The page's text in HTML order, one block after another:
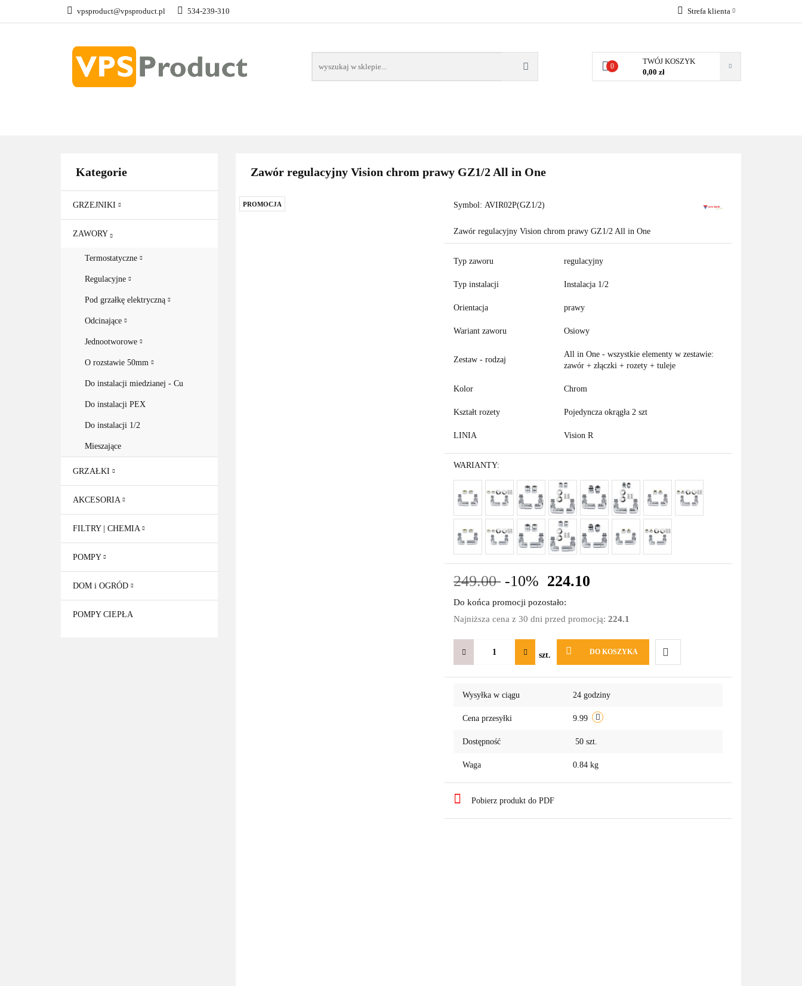
vpsproduct@vpsproduct.pl 534-239-310 Strefa klienta
Zarejestruj się
0
TWÓJ KOSZYK
0,00 zł
GRZEJNIKI
Kategorie
GRZEJNIKI
ZAWORY
Termostatyczne
Regulacyjne
Pod grzałkę elektryczną
Odcinające
Jednootworowe
O rozstawie 50mm
Do instalacji miedzianej - Cu
Do instalacji PEX
Do instalacji 1/2
Mieszające
GRZAŁKI
AKCESORIA
FILTRY | CHEMIA
POMPY
DOM i OGRÓD
POMPY CIEPŁA
Zawór regulacyjny Vision chrom prawy GZ1/2 All in One
PROMOCJA Symbol:AVIR02P(GZ1/2)
Zawór regulacyjny Vision chrom prawy GZ1/2 All in One
Typ zaworu regulacyjny
Typ instalacji Instalacja 1/2
Orientacja prawy
Wariant zaworu Osiowy
Zestaw - rodzaj
All in One - wszystkie elementy w zestawie:
zawór + złączki + rozety + tuleje
Kolor Chrom
Kształt rozety Pojedyncza okrągła 2 szt
LINIA Vision R
WARIANTY:
249.00 -10% 224.10
Do końca promocji pozostało:
Najniższa cena z 30 dni przed promocją:224.1
szt. DO KOSZYKA
Do
Wysyłka w ciągu 24 godziny
Cena przesyłki 9.99
Dostępność 50 szt.
Waga 0.84 kg
Pobierz produkt do PDF